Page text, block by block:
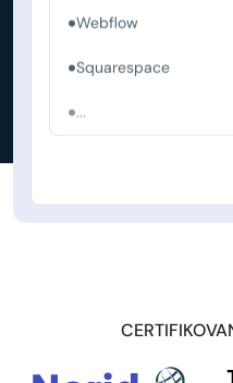
Webflow
Squarespace
...